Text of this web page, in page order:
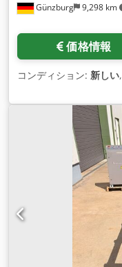
Günzburg 9,298 km
価格情報
コンディション: 新しい,